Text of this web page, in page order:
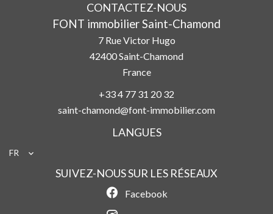
CONTACTEZ-NOUS
FONT immobilier Saint-Chamond
7 Rue Victor Hugo
42400Saint-Chamond
France
+33 4 77 31 20 32
saint-chamond@font-immobilier.com
LANGUES
FR
SUIVEZ-NOUS SUR LES RÉSEAUX
Facebook